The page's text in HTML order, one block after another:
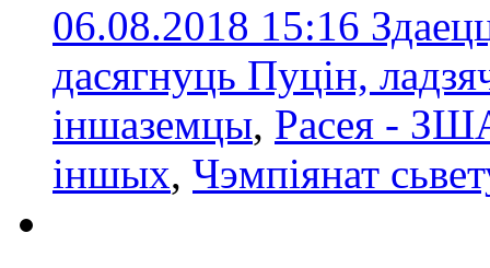
06.08.2018 15:16
дасягнуць Пуцін,
іншаземцы, Расея -
іншых, Чэмпіянат